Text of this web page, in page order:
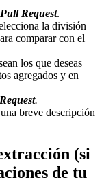
Request.
la división
comparar con el
los que deseas
agregados y en
.
breve descripción
(si
de tu